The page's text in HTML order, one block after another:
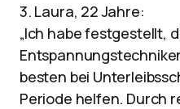
3. Laura, 22 Jahre:
„Ich habe festgestellt,
besten bei
Periode helfen. Durch